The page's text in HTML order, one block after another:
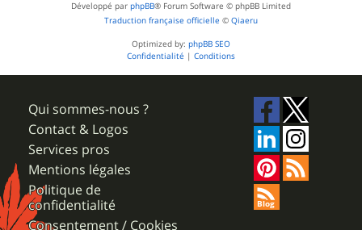
Développé par phpBB® Forum Software © phpBB Limited
Traduction française officielle © Qiaeru
Optimized by: phpBB SEO
Confidentialité | Conditions
Qui sommes-nous ?
Contact & Logos
Services pros
Mentions légales
Politique de
confidentialité
Consentement / Cookies